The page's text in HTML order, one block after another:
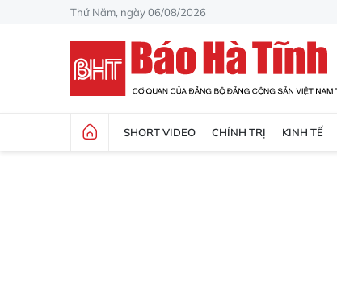
Thứ Năm, ngày 06/08/2026
SHORT VIDEO CHÍNH TRỊ KINH TẾ